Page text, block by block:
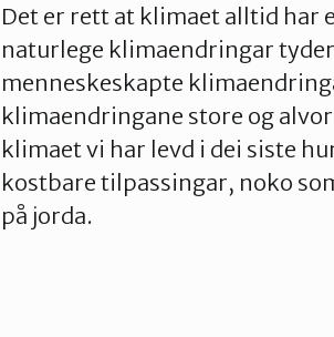
Det er rett at klimaet alltid har
naturlege klimaendringar
menneskeskapte
klimaendringane store og
klimaet vi har levd i dei siste
kostbare tilpassingar, noko
på jorda.